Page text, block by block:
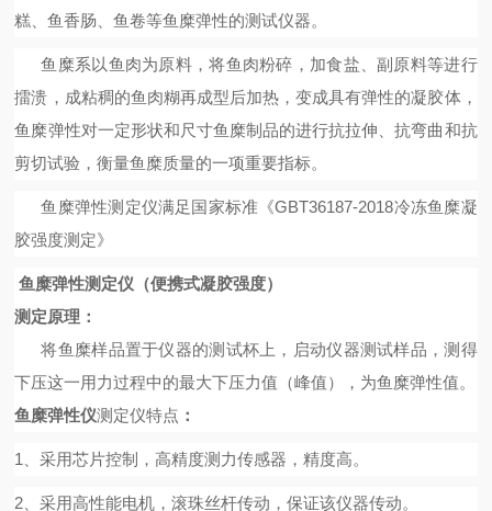
糕、鱼香肠、鱼卷等鱼糜弹性的测试仪器。
鱼糜系以鱼肉为原料，将鱼肉粉碎，加食盐、副原料等进行
擂溃，成粘稠的鱼肉糊再成型后加热，变成具有弹性的凝胶体，
鱼糜弹性对一定形状和尺寸鱼糜制品的进行抗拉伸、抗弯曲和抗
剪切试验，衡量鱼糜质量的一项重要指标。
鱼糜弹性测定仪满足国家标准《GBT36187-2018冷冻鱼糜凝
胶强度测定》
鱼糜弹性测定仪（便携式凝胶强度）
测定原理：
将鱼糜样品置于仪器的测试杯上，启动仪器测试样品，测得
下压这一用力过程中的最大下压力值（峰值），为鱼糜弹性值。
鱼糜弹性仪测定仪特点 ：
1、采用芯片控制，高精度测力传感器，精度高。
2、采用高性能电机，滚珠丝杆传动，保证该仪器传动。